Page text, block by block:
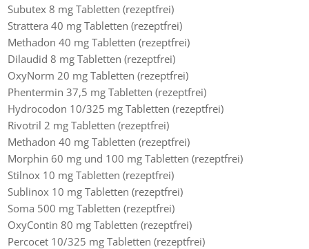
Subutex 8 mg Tabletten (rezeptfrei)
Strattera 40 mg Tabletten (rezeptfrei)
Methadon 40 mg Tabletten (rezeptfrei)
Dilaudid 8 mg Tabletten (rezeptfrei)
OxyNorm 20 mg Tabletten (rezeptfrei)
Phentermin 37,5 mg Tabletten (rezeptfrei)
Hydrocodon 10/325 mg Tabletten (rezeptfrei)
Rivotril 2 mg Tabletten (rezeptfrei)
Methadon 40 mg Tabletten (rezeptfrei)
Morphin 60 mg und 100 mg Tabletten (rezeptfrei)
Stilnox 10 mg Tabletten (rezeptfrei)
Sublinox 10 mg Tabletten (rezeptfrei)
Soma 500 mg Tabletten (rezeptfrei)
OxyContin 80 mg Tabletten (rezeptfrei)
Percocet 10/325 mg Tabletten (rezeptfrei)